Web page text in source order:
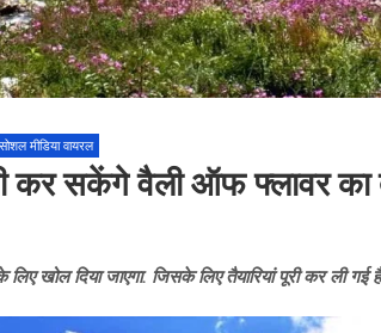
सोशल मीडिया वायरल
सकेंगे वैली ऑफ फ्लावर का
खोल दिया जाएगा. जिसके लिए तैयारियां पूरी कर ली गई